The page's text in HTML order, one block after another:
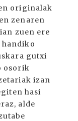
originalak
zenaren
zuen ere
gutxi
osorik
izan
hasi
alde